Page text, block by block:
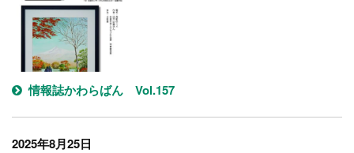
情報誌かわらばん Vol.157
2025年8月25日